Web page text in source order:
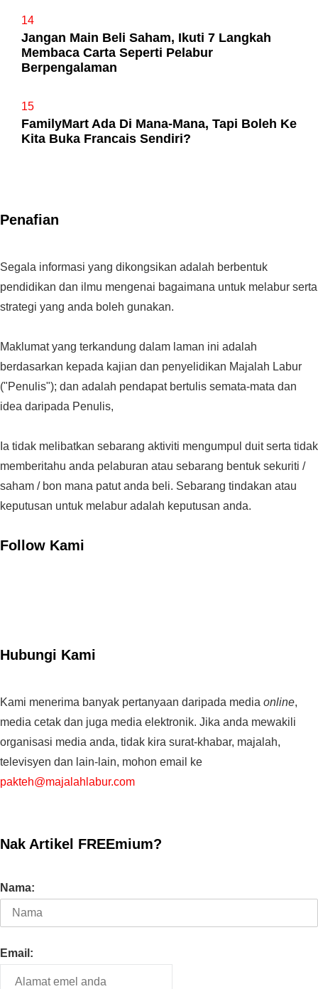
14
Jangan Main Beli Saham, Ikuti 7 Langkah
Membaca Carta Seperti Pelabur
Berpengalaman
15
FamilyMart Ada Di Mana-Mana, Tapi Boleh Ke
Kita Buka Francais Sendiri?
Penafian
Segala informasi yang dikongsikan adalah berbentuk
pendidikan dan ilmu mengenai bagaimana untuk melabur serta
strategi yang anda boleh gunakan.
Maklumat yang terkandung dalam laman ini adalah
berdasarkan kepada kajian dan penyelidikan Majalah Labur
("Penulis"); dan adalah pendapat bertulis semata-mata dan
idea daripada Penulis,
Ia tidak melibatkan sebarang aktiviti mengumpul duit serta tidak
memberitahu anda pelaburan atau sebarang bentuk sekuriti /
saham / bon mana patut anda beli. Sebarang tindakan atau
keputusan untuk melabur adalah keputusan anda.
Follow Kami
Hubungi Kami
Kami menerima banyak pertanyaan daripada media online,
media cetak dan juga media elektronik. Jika anda mewakili
organisasi media anda, tidak kira surat-khabar, majalah,
televisyen dan lain-lain, mohon email ke
pakteh@majalahlabur.com
Nak Artikel FREEmium?
Nama:
Email: